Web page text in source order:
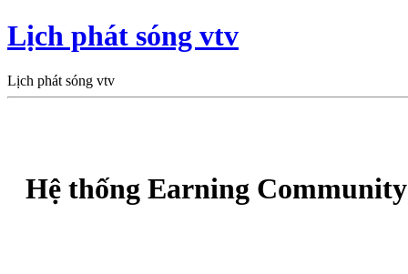
Lịch phát sóng vtv
Lịch phát sóng vtv
Hệ thống Earning